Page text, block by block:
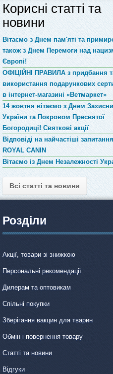
Корисні статті та
новини
Вітаємо з Днем пам'яті та
також з Днем Перемоги над
Європі!
ОФІЦІЙНІ ПРАВИЛА з придбання
використання подарункових
в інтернет-магазині «Ветмаркет»
14 жовтня вітаємо з Днем
України та Покровом Пресвятої
Богородиці! Святкові акції
Відповіді на найчастіші
ROYAL CANIN
Вітаємо із Днем Незалежності
Всі статті та новини
Розділи
Акції, товари зі знижкою
Персональні рекомендації
Дилерам та оптовикам
Спільні покупки
Зберігання вакцин для тварин
Обмін і повернення товару
Статті та новини
Відгуки